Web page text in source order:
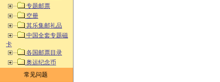
专题邮票
空册
其乐集邮礼品
中国全套专题磁
卡
各国邮票目录
奥运纪念币
常见问题